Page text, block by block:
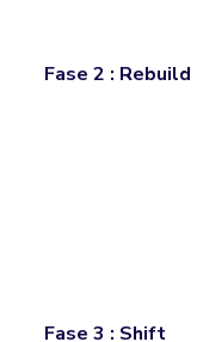
Fase 2 : Rebuild
Fase 3 : Shift